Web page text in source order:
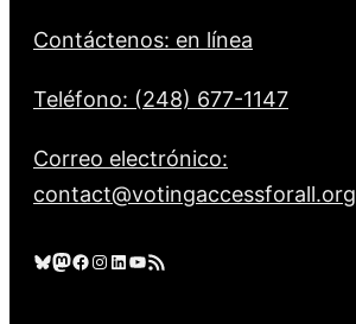
Contáctenos: en línea
Teléfono: (248) 677-1147
Correo electrónico:
contact@votingaccessforall.org
Cielo azul Mastodonte Facebook Instagram LinkedIn YouTube Feed RSS